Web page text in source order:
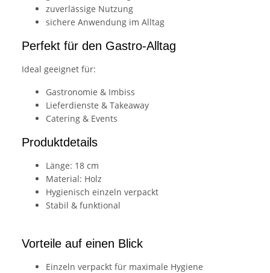
zuverlässige Nutzung
sichere Anwendung im Alltag
Perfekt für den Gastro-Alltag
Ideal geeignet für:
Gastronomie & Imbiss
Lieferdienste & Takeaway
Catering & Events
Produktdetails
Länge: 18 cm
Material: Holz
Hygienisch einzeln verpackt
Stabil & funktional
Vorteile auf einen Blick
Einzeln verpackt für maximale Hygiene